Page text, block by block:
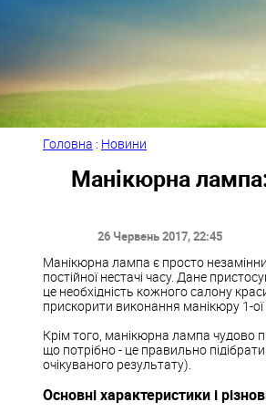
Головна : Новини
Манікюрна
26 Червень 2017, 22:45
Манікюрна лампа є просто
постійної нестачі часу. Дане
це необхідність кожного салону
прискорити виконання манікюру 1-ої
Крім того, манікюрна лампа чудово
що потрібно - це правильно
очікуваного результату).
Основні характеристики і